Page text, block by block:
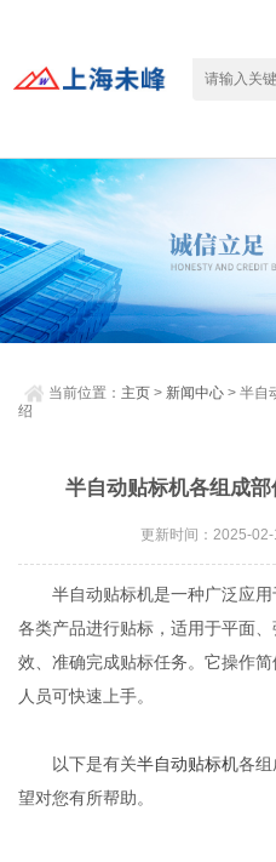
当前位置： 主页 > 新闻中心 > 半自
绍
半自动贴标机各组成
更新时间：2025-
半自动贴标机是一种广泛应用
各类产品进行贴标，适用于平面
效、准确完成贴标任务。它操作
人员可快速上手。
以下是有关半自动贴标机各
望对您有所帮助。